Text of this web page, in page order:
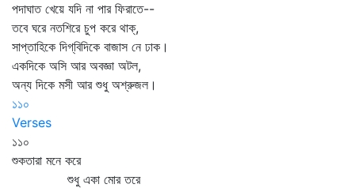
পদাঘাত খেয়ে যদি না পার ফিরাতে--
তবে ঘরে নতশিরে চুপ করে থাক্‌,
সাপ্তাহিকে দিগ্‌বিদিকে বাজাস নে ঢাক।
একদিকে অসি আর অবজ্ঞা অটল,
অন্য দিকে মসী আর শুধু অশ্রুজল।
১১০
Verses
১১০
শুকতারা মনে করে
শুধু একা মোর তরে